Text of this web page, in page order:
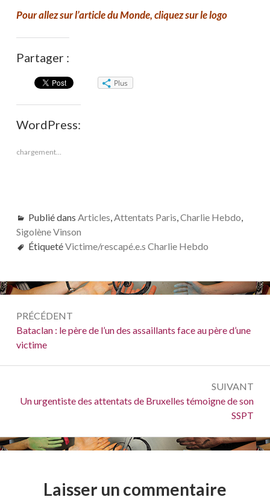
Pour allez sur l’article du Monde, cliquez sur le logo
Partager :
Plus
WordPress:
chargement…
Publié dans Articles,Attentats Paris,Charlie Hebdo,
Sigolène Vinson
ÉtiquetéVictime/rescapé.e.s Charlie Hebdo
de
l’article
PRÉCÉDENT
Précédent :
Bataclan : le père de l’un des assaillants face au père d’une
victime
SUIVANT
Suivant :
Un urgentiste des attentats de Bruxelles témoigne de son
SSPT
Laisser un commentaire